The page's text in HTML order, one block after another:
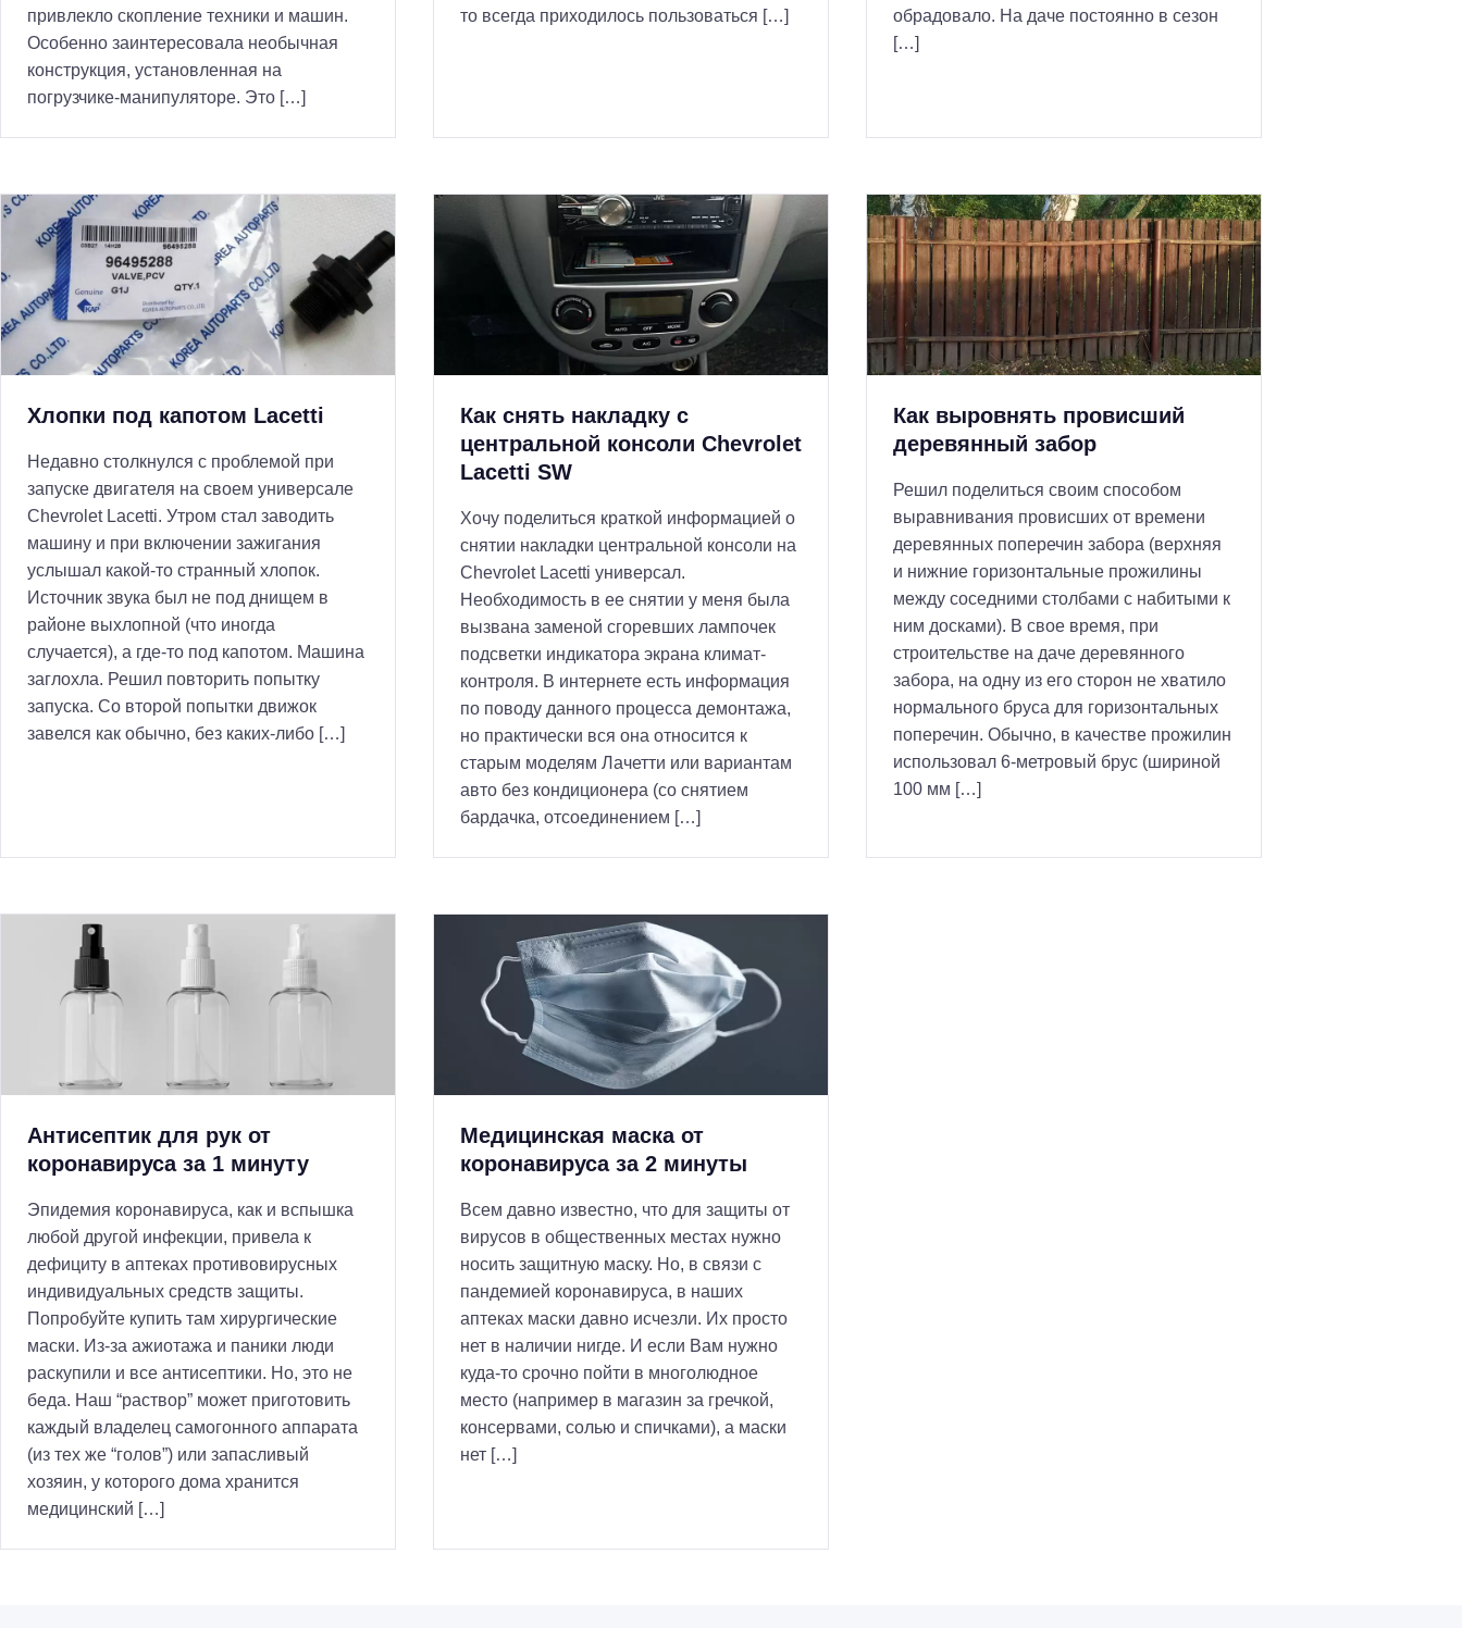
привлекло скопление техники и машин.
Особенно заинтересовала необычная
конструкция, установленная на
погрузчике-манипуляторе. Это […]
то всегда приходилось пользоваться […]
обрадовало. На даче постоянно в сезон
[…]
Хлопки под капотом Lacetti
Недавно столкнулся с проблемой при
запуске двигателя на своем универсале
Chevrolet Lacetti. Утром стал заводить
машину и при включении зажигания
услышал какой-то странный хлопок.
Источник звука был не под днищем в
районе выхлопной (что иногда
случается), а где-то под капотом. Машина
заглохла. Решил повторить попытку
запуска. Со второй попытки движок
завелся как обычно, без каких-либо […]
Как снять накладку с
центральной консоли Chevrolet
Lacetti SW
Хочу поделиться краткой информацией о
снятии накладки центральной консоли на
Chevrolet Lacetti универсал.
Необходимость в ее снятии у меня была
вызвана заменой сгоревших лампочек
подсветки индикатора экрана климат-
контроля. В интернете есть информация
по поводу данного процесса демонтажа,
но практически вся она относится к
старым моделям Лачетти или вариантам
авто без кондиционера (со снятием
бардачка, отсоединением […]
Как выровнять провисший
деревянный забор
Решил поделиться своим способом
выравнивания провисших от времени
деревянных поперечин забора (верхняя
и нижние горизонтальные прожилины
между соседними столбами с набитыми к
ним досками). В свое время, при
строительстве на даче деревянного
забора, на одну из его сторон не хватило
нормального бруса для горизонтальных
поперечин. Обычно, в качестве прожилин
использовал 6-метровый брус (шириной
100 мм […]
Антисептик для рук от
коронавируса за 1 минуту
Эпидемия коронавируса, как и вспышка
любой другой инфекции, привела к
дефициту в аптеках противовирусных
индивидуальных средств защиты.
Попробуйте купить там хирургические
маски. Из-за ажиотажа и паники люди
раскупили и все антисептики. Но, это не
беда. Наш “раствор” может приготовить
каждый владелец самогонного аппарата
(из тех же “голов”) или запасливый
хозяин, у которого дома хранится
медицинский […]
Медицинская маска от
коронавируса за 2 минуты
Всем давно известно, что для защиты от
вирусов в общественных местах нужно
носить защитную маску. Но, в связи с
пандемией коронавируса, в наших
аптеках маски давно исчезли. Их просто
нет в наличии нигде. И если Вам нужно
куда-то срочно пойти в многолюдное
место (например в магазин за гречкой,
консервами, солью и спичками), а маски
нет […]